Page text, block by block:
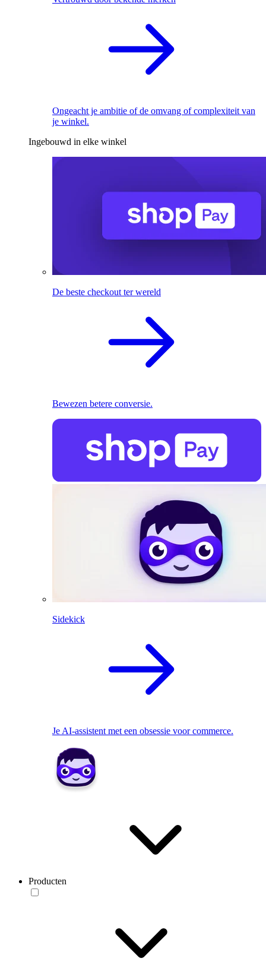
Ongeacht je ambitie of de omvang of complexiteit van
je winkel.
Ingebouwd in elke winkel
De beste checkout ter wereld
Bewezen betere conversie.
Sidekick
Je AI-assistent met een obsessie voor commerce.
Producten